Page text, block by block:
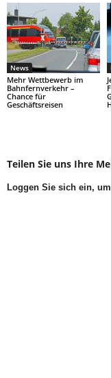
News
Mehr Wettbewerb im
Bahnfernverkehr –
Chance für
Geschäftsreisen
Teilen Sie uns Ihre
Loggen Sie sich ein,